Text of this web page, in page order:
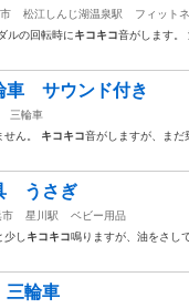
松江しんじ湖温泉駅
フィット
ルの回転時にキコキコ音がします。
車 サウンド付き
三輪車
せん。 キコキコ音がしますが、まだ
うさぎ
市 星川駅
ベビー用品
し キコキコ鳴りますが、油をさし
輪車